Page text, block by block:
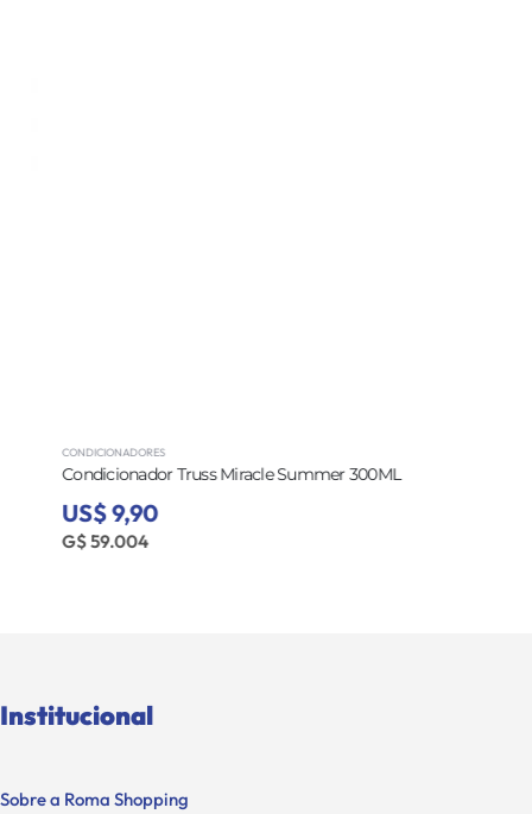
CONDICIONADORES
Condicionador Truss Miracle Summer 300ML
US$ 9,90
G$ 59.004
Institucional
Sobre a Roma Shopping